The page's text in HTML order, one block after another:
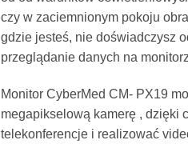
czy w zaciemnionym pokoju
gdzie jesteś, nie doświadczysz
przeglądanie danych na
Monitor CyberMed CM- PX19
megapikselową kamerę , dzięki
telekonferencje i realizować